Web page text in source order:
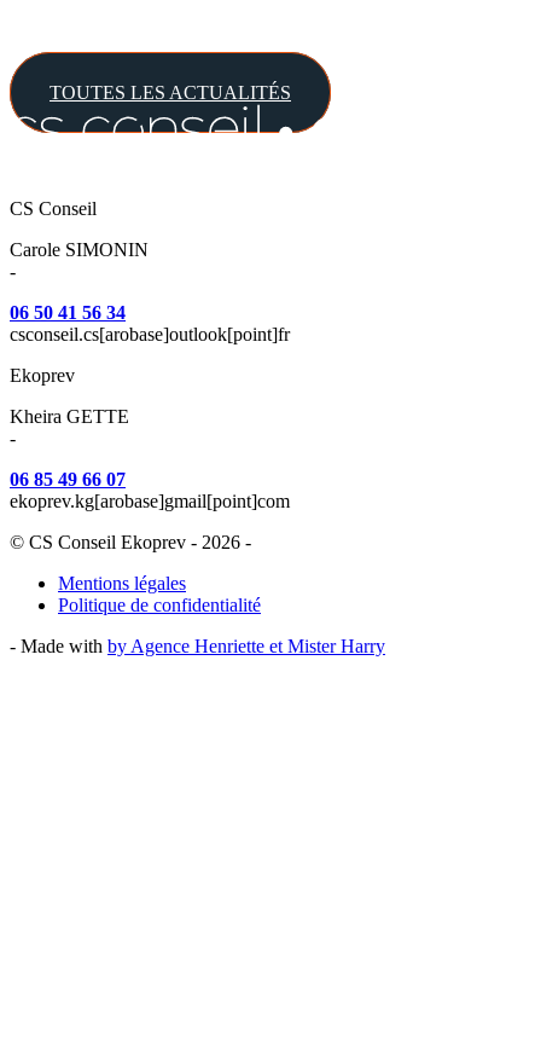
TOUTES LES ACTUALITÉS
CS Conseil
Carole SIMONIN
-
06 50 41 56 34
csconseil.cs[arobase]outlook[point]fr
Ekoprev
Kheira GETTE
-
06 85 49 66 07
ekoprev.kg[arobase]gmail[point]com
© CS Conseil Ekoprev - 2026 -
Mentions légales
Politique de confidentialité
- Made with by Agence Henriette et Mister Harry